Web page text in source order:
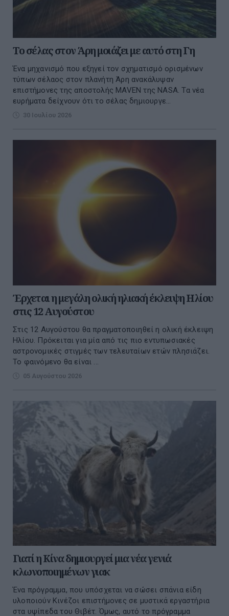
To σέλας στον Άρη μοιάζει με αυτό στη Γη
Ένα μηχανισμό που εξηγεί τον σχηματισμό ορισμένων
τύπων σέλαος στον πλανήτη Άρη ανακάλυψαν
επιστήμονες της αποστολής MAVEN της NASA. Τα νέα
ευρήματα δείχνουν ότι το σέλας δημιουργε...
30 Ιουλίου 2026
Έρχεται η μεγάλη ολική ηλιακή έκλειψη Ηλίου
στις 12 Αυγούστου
Στις 12 Αυγούστου θα πραγματοποιηθεί η ολική έκλειψη
Ηλίου. Πρόκειται για μία από τις πιο εντυπωσιακές
αστρονομικές στιγμές των τελευταίων ετών πλησιάζει.
Το φαινόμενο θα είναι ...
05 Αυγούστου 2026
Γιατί η Κίνα δημιουργεί μια νέα γενιά
κλωνοποιημένων γιακ
Ένα πρόγραμμα, που υπόσχεται να σώσει σπάνια είδη
υλοποιούν Κινέζοι επιστήμονες σε μυστικά εργαστήρια
στα υψίπεδα του Θιβέτ. Όμως, αυτό το πρόγραμμα